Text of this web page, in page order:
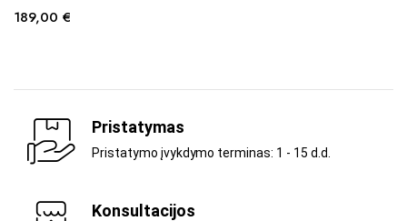
189,00 €
Pristatymas
Pristatymo įvykdymo terminas: 1 - 15 d.d.
Konsultacijos